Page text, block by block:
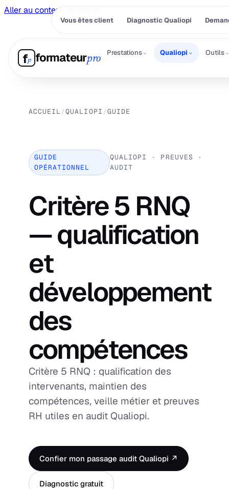
Aller au contenu principal
Vous êtes client Diagnostic Qualiopi
fp formateurpro
Prestations⌄ Qualiopi ⌄ Outils
ACCUEIL /QUALIOPI /GUIDE
GUIDE
OPÉRATIONNEL
QUALIOPI · PREUVES ·
AUDIT
Critère 5 RNQ
— qualification
et
développement
des
compétences
Critère 5 RNQ : qualification des
intervenants, maintien des
compétences, veille métier et preuves
RH utiles en audit Qualiopi.
Confier mon passage audit Qualiopi ↗
Diagnostic gratuit